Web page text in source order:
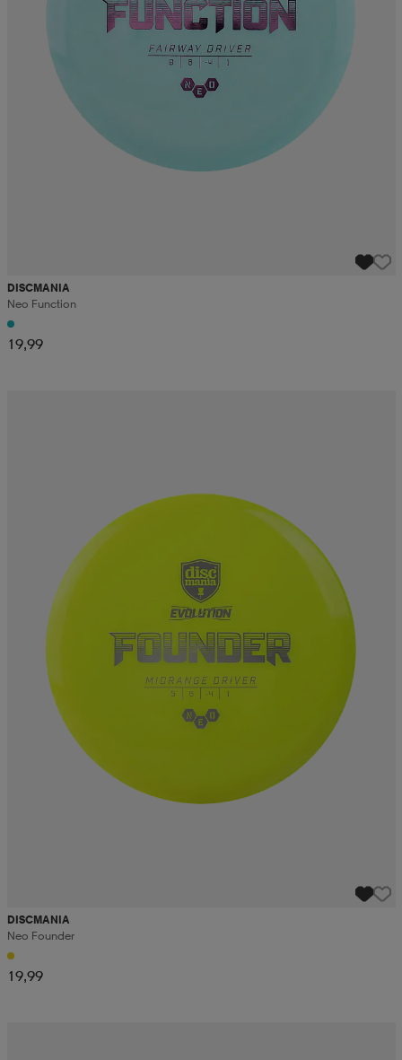
DISCMANIA
Neo Function
19,99
DISCMANIA
Neo Founder
19,99